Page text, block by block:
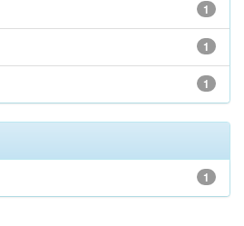
1
1
1
1